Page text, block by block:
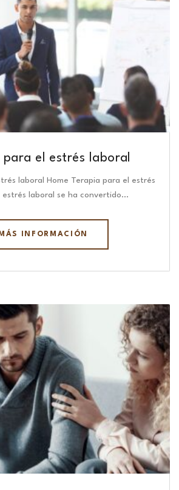
para el estrés laboral
laboral Home Terapia para el estrés
estrés laboral se ha convertido…
MÁS INFORMACIÓN